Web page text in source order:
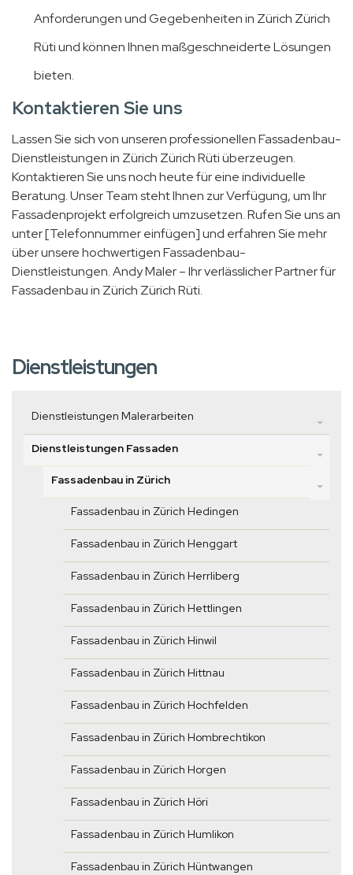
Anforderungen und Gegebenheiten in Zürich Zürich
Rüti und können Ihnen maßgeschneiderte Lösungen
bieten.
Kontaktieren Sie uns
Lassen Sie sich von unseren professionellen Fassadenbau-
Dienstleistungen in Zürich Zürich Rüti überzeugen.
Kontaktieren Sie uns noch heute für eine individuelle
Beratung. Unser Team steht Ihnen zur Verfügung, um Ihr
Fassadenprojekt erfolgreich umzusetzen. Rufen Sie uns an
unter [Telefonnummer einfügen] und erfahren Sie mehr
über unsere hochwertigen Fassadenbau-
Dienstleistungen. Andy Maler – Ihr verlässlicher Partner für
Fassadenbau in Zürich Zürich Rüti.
Dienstleistungen
Dienstleistungen Malerarbeiten
Dienstleistungen Fassaden
Fassadenbau in Zürich
Fassadenbau in Zürich Hedingen
Fassadenbau in Zürich Henggart
Fassadenbau in Zürich Herrliberg
Fassadenbau in Zürich Hettlingen
Fassadenbau in Zürich Hinwil
Fassadenbau in Zürich Hittnau
Fassadenbau in Zürich Hochfelden
Fassadenbau in Zürich Hombrechtikon
Fassadenbau in Zürich Horgen
Fassadenbau in Zürich Höri
Fassadenbau in Zürich Humlikon
Fassadenbau in Zürich Hüntwangen